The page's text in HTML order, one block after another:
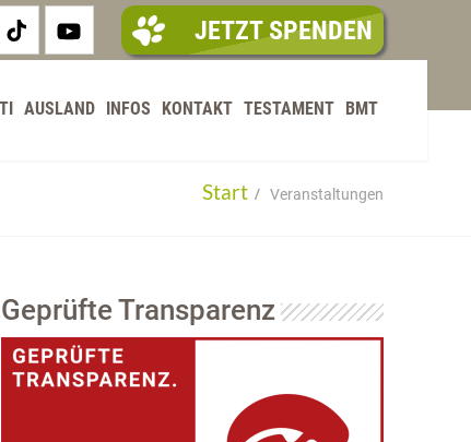
JETZT SPENDEN
AUSLAND INFOS KONTAKT TESTAMENT BMT
Start Veranstaltungen
Geprüfte Transparenz